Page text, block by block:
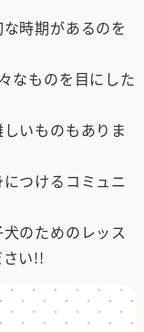
時期があるのを
なものを目にした
いものもありま
つけるコミュニ
のためのレッス
い!!